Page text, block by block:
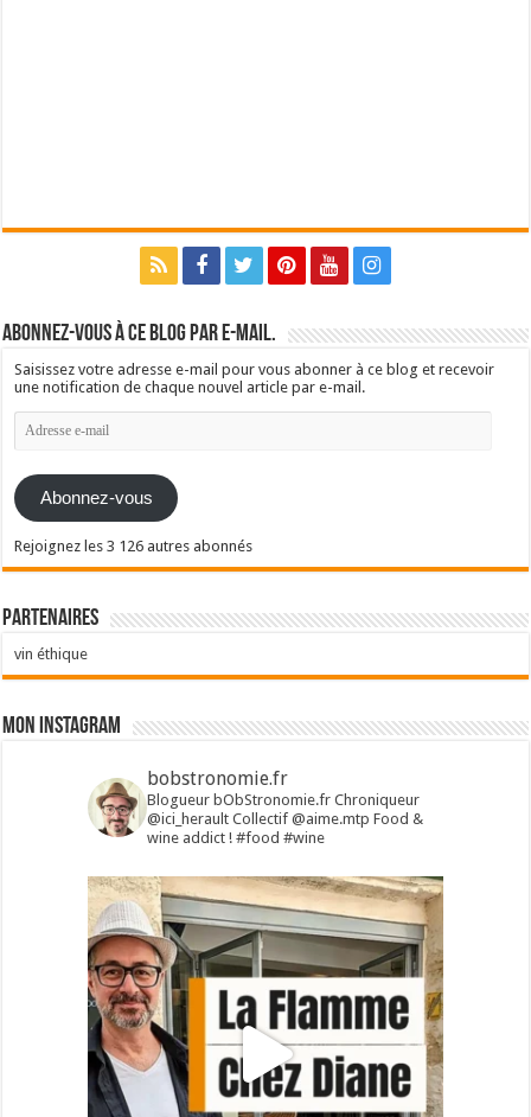
Abonnez-vous à ce blog par e-mail.
Saisissez votre adresse e-mail pour vous abonner à ce blog et recevoir
une notification de chaque nouvel article par e-mail.
Adresse
e-
Abonnez-vous
Rejoignez les 3 126 autres abonnés
Partenaires
vin éthique
Mon Instagram
bobstronomie.fr
Blogueur bObStronomie.fr Chroniqueur
@ici_heraultCollectif @aime.mtp Food &
wine addict !#food #wine